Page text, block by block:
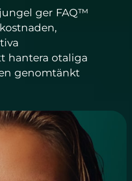
ger FAQ™
hantera otaliga
genomtänkt